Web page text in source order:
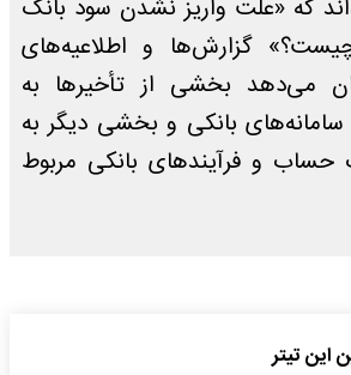
که «علت واریز نشدن سود بانک
تیر ۱۴۰۵ چیست؟» گزارش‌ها و اطلاعیه‌های
می‌دهد بخشی از تأخیرها به
بانکی و بخشی دیگر به
حساب و فرآیندهای بانکی مربوط
این تیتر